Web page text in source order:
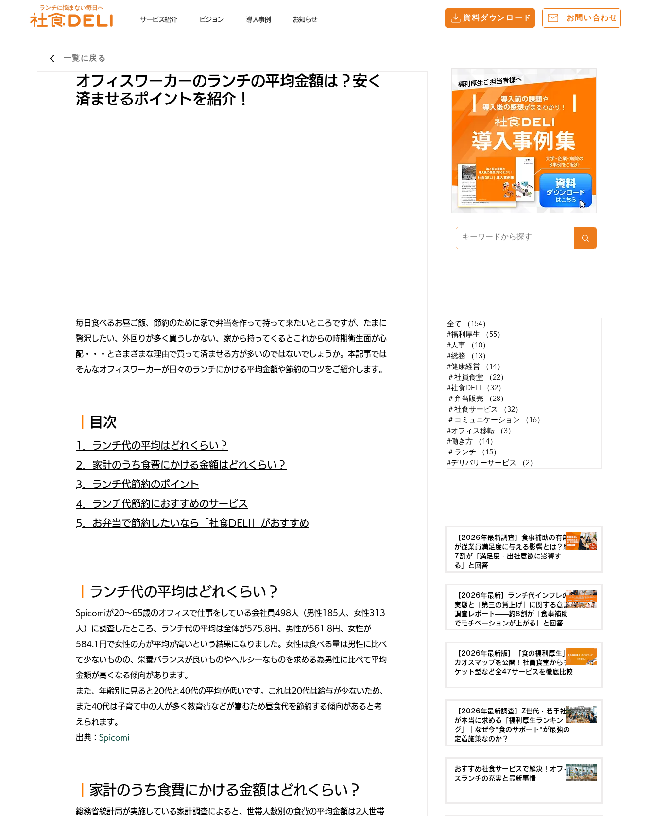
ランチに悩まない毎日へ
サービス紹介
ビジョン 導入事例 お知らせ 資料ダウンロード お問い合わせ
一覧に戻る
オフィスワーカーのランチの平均金額は？安く
済ませるポイントを紹介！
毎日食べるお昼ご飯、節約のために家で弁当を作って持って来たいところですが、たまに
贅沢したい、外回りが多く買うしかない、家から持ってくるとこれからの時期衛生面が心
配・・・とさまざまな理由で買って済ませる方が多いのではないでしょうか。本記事では
そんなオフィスワーカーが日々のランチにかける平均金額や節約のコツをご紹介します。
目次
1．ランチ代の平均はどれくらい？
2．家計のうち食費にかける金額はどれくらい？
3．ランチ代節約のポイント
4．ランチ代節約におすすめのサービス
5． お弁当で節約したいなら「社食DELI」がおすすめ
ランチ代の平均はどれくらい？
Spicomiが20〜65歳のオフィスで仕事をしている会社員498人（男性185人、女性313
人）に調査したところ、ランチ代の平均は全体が575.8円、男性が561.8円、女性が
584.1円で女性の方が平均が高いという結果になりました。女性は食べる量は男性に比べ
て少ないものの、栄養バランスが良いものやヘルシーなものを求める為男性に比べて平均
金額が高くなる傾向があります。
また、年齢別に見ると20代と40代の平均が低いです。これは20代は給与が少ないため、
また40代は子育て中の人が多く教育費などが嵩むため昼食代を節約する傾向があると考
えられます。
出典： Spicomi
家計のうち食費にかける金額はどれくらい？
総務省統計局が実施している家計調査によると、世帯人数別の食費の平均金額は2人世帯
全て （154）
#福利厚生
（55）
#人事
（10）
#総務
（13）
#健康経営
（14）
＃社員食堂
（22）
#社食DELI
（32）
＃弁当販売
（28）
＃社食サービス
（32）
＃コミュニケーション
（16）
#オフィス移転
（3）
#働き方
（14）
＃ランチ
（15）
#デリバリーサービス
（2）
【2026年最新調査】食事補助の有無
が従業員満足度に与える影響とは？約
7割が「満足度・出社意欲に影響す
る」と回答
【2026年最新】ランチ代インフレの
実態と「第三の賃上げ」に関する意識
調査レポート——約8割が「食事補助
でモチベーションが上がる」と回答
【2026年最新版】「食の福利厚生」
カオスマップを公開！社員食堂からチ
ケット型など全47サービスを徹底比較
【2026年最新調査】Z世代・若手社員
が本当に求める「福利厚生ランキン
グ」｜なぜ今"食のサポート"が最強の
定着施策なのか？
おすすめ社食サービスで解決！オフィ
スランチの充実と最新事情